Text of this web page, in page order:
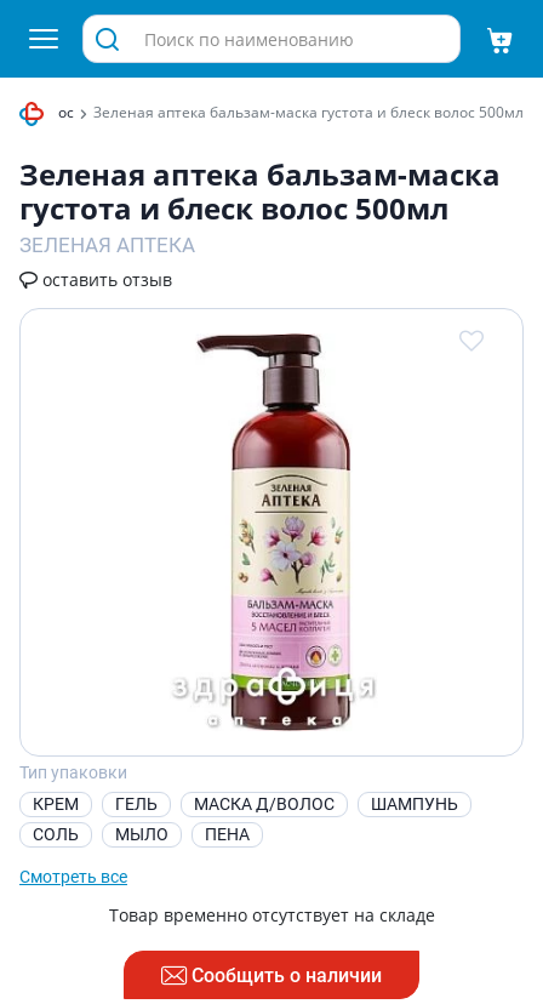
волос Зеленая аптека бальзам-маска густота и блеск волос 500мл
Зеленая аптека бальзам-маска
густота и блеск волос 500мл
ЗЕЛЕНАЯ АПТЕКА
оставить отзыв
Тип упаковки
КРЕМ
ГЕЛЬ МАСКА Д/ВОЛОС
ШАМПУНЬ
СОЛЬ
МЫЛО ПЕНА
Смотреть все
Товар временно отсутствует на складе
Сообщить о наличии